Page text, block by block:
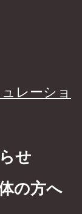
レーショ
せ
の方へ